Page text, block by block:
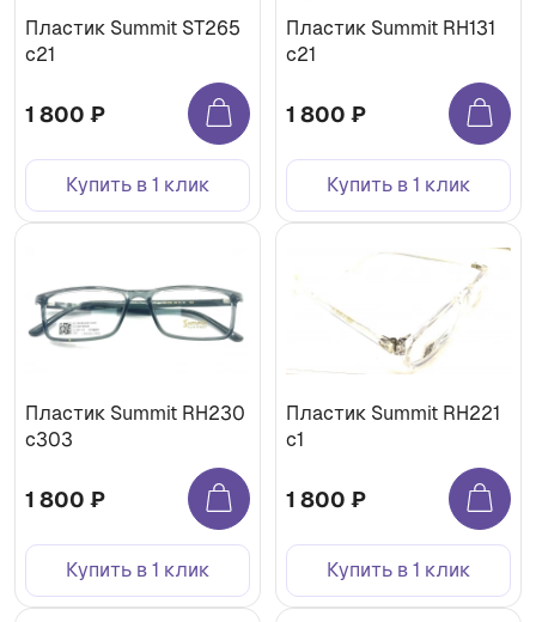
Пластик Summit ST265
c21
1 800 ₽
Купить в 1 клик
Пластик Summit RH131
c21
1 800 ₽
Купить в 1 клик
Пластик Summit RH230
c303
1 800 ₽
Купить в 1 клик
Пластик Summit RH221
c1
1 800 ₽
Купить в 1 клик